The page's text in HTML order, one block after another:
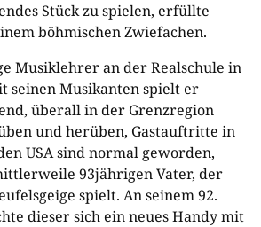
Stück zu spielen, erfüllte
böhmischen Zwiefachen.
Musiklehrer an der Realschule in
seinen Musikanten spielt er
überall in der Grenzregion
und herüben, Gastauftritte in
USA sind normal geworden,
93jährigen Vater, der
spielt. An seinem 92.
dieser sich ein neues Handy mit